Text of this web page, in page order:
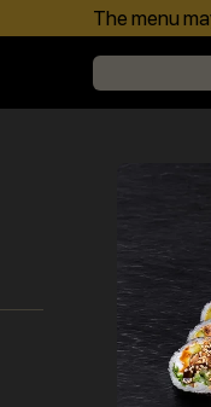
The menu